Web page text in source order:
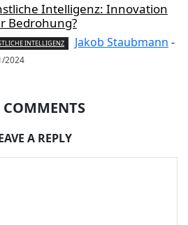
Intelligenz: Innovation
Bedrohung?
INTELLIGENZ Jakob Staubmann -
2024
A REPLY